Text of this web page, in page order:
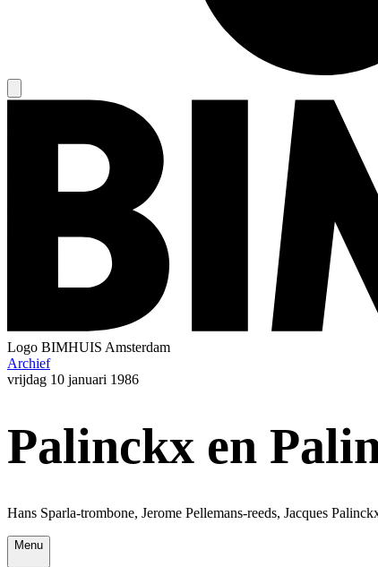
Logo BIMHUIS Amsterdam
Archief
vrijdag 10 januari 1986
Palinckx en
Hans Sparla-trombone, Jerome Pellemans-reeds, Jacques
Menu